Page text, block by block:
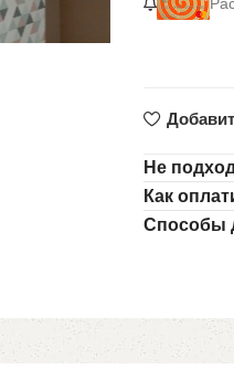
Не
Как
Способы